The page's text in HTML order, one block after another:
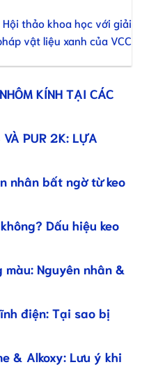
Hội thảo khoa học với giải
vật liệu xanh của VCC
KÍNH TẠI CÁC
VÀ PUR 2K: LỰA
nhân bất ngờ từ keo
Dấu hiệu keo
Nguyên nhân &
điện: Tại sao bị
& Alkoxy: Lưu ý khi